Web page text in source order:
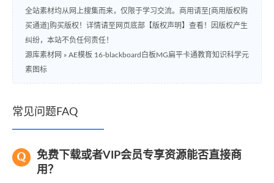
全站素材均从网上搜集而来，仅限于学习交流。商用请至[商用版权购
买通道]购买版权！详情请至网页底部【版权声明】查看！因版权产生
纠纷，本站不负任何责任！
源库素材网 » AE模板 16-blackboard白板MG扁平卡通教育知识科学元
素图标
常见问题FAQ
免费下载或者VIP会员专享资源能否直接商
用？